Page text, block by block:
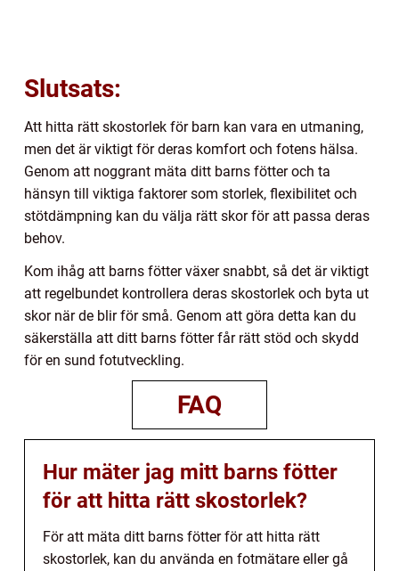
Slutsats:
Att hitta rätt skostorlek för barn kan vara en utmaning,
men det är viktigt för deras komfort och fotens hälsa.
Genom att noggrant mäta ditt barns fötter och ta
hänsyn till viktiga faktorer som storlek, flexibilitet och
stötdämpning kan du välja rätt skor för att passa deras
behov.
Kom ihåg att barns fötter växer snabbt, så det är viktigt
att regelbundet kontrollera deras skostorlek och byta ut
skor när de blir för små. Genom att göra detta kan du
säkerställa att ditt barns fötter får rätt stöd och skydd
för en sund fotutveckling.
FAQ
Hur mäter jag mitt barns fötter
för att hitta rätt skostorlek?
För att mäta ditt barns fötter för att hitta rätt
skostorlek, kan du använda en fotmätare eller gå